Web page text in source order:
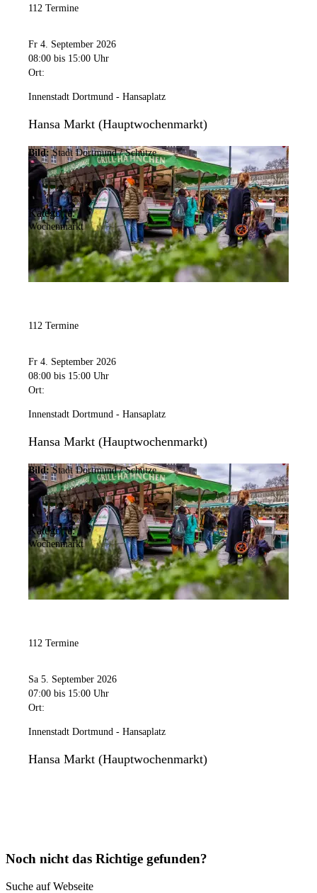
112 Termine
Fr 4. September 2026
08:00 bis 15:00 Uhr
Ort:
Innenstadt Dortmund - Hansaplatz
Hansa Markt (Hauptwochenmarkt)
Bild: Stadt Dortmund / Schütze
Kategorie:
Wochenmarkt
112 Termine
Fr 4. September 2026
08:00 bis 15:00 Uhr
Ort:
Innenstadt Dortmund - Hansaplatz
Hansa Markt (Hauptwochenmarkt)
Bild: Stadt Dortmund / Schütze
Kategorie:
Wochenmarkt
112 Termine
Sa 5. September 2026
07:00 bis 15:00 Uhr
Ort:
Innenstadt Dortmund - Hansaplatz
Hansa Markt (Hauptwochenmarkt)
Noch nicht das Richtige gefunden?
Suche auf Webseite